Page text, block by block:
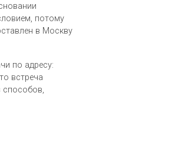
потому
в Москву
по адресу:
встреча
cпособов,